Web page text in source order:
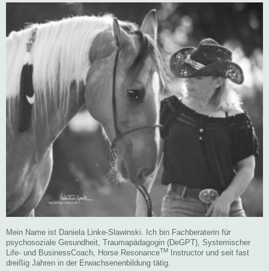
Mein Name ist Daniela Linke-Slawinski. Ich bin Fachberaterin für
psychosoziale Gesundheit, Traumapädagogin (DeGPT), Systemischer
Life- und BusinessCoach, Horse ResonanceTM Instructor und seit fast
dreißig Jahren in der Erwachsenenbildung tätig.